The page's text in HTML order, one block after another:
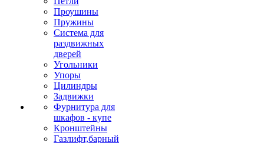
Проушины
Пружины
Система для
раздвижных
дверей
Угольники
Упоры
Цилиндры
Задвижки
Фурнитура для
шкафов - купе
Кронштейны
Газлифт,барный